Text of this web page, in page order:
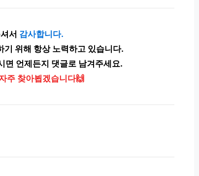
서 감사합니다.
기 위해 항상 노력하고 있습니다.
면 언제든지 댓글로 남겨주세요.
주 찾아뵙겠습니다🙌